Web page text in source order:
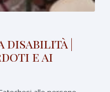
disabilità |
e ai